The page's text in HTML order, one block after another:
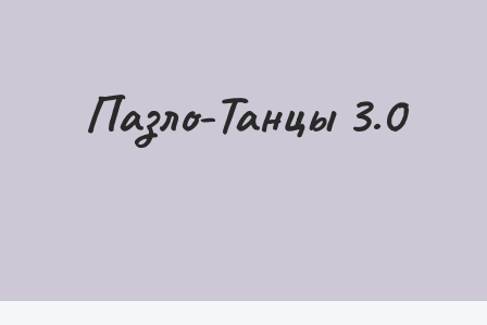
Пазло-Танцы 3.0